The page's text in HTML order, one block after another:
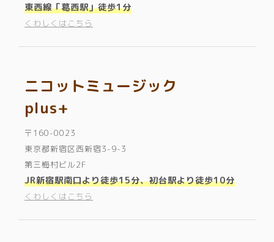
東西線「葛西駅」徒歩1分
くわしくはこちら
ニコットミュージック
plus+
〒160-0023
東京都新宿区西新宿3-9-3
第三梅村ビル2F
JR新宿駅南口より徒歩15分、初台駅より徒歩10分
くわしくはこちら